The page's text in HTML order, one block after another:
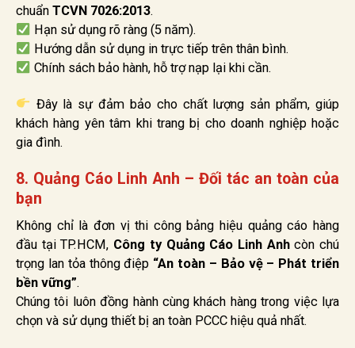
chuẩn TCVN 7026:2013.
Hạn sử dụng rõ ràng (5 năm).
Hướng dẫn sử dụng in trực tiếp trên thân bình.
Chính sách bảo hành, hỗ trợ nạp lại khi cần.
Đây là sự đảm bảo cho chất lượng sản phẩm, giúp
khách hàng yên tâm khi trang bị cho doanh nghiệp hoặc
gia đình.
8. Quảng Cáo Linh Anh – Đối tác an toàn của
bạn
Không chỉ là đơn vị thi công bảng hiệu quảng cáo hàng
đầu tại TP.HCM, Công ty Quảng Cáo Linh Anhcòn chú
trọng lan tỏa thông điệp “An toàn – Bảo vệ – Phát triển
bền vững”.
Chúng tôi luôn đồng hành cùng khách hàng trong việc lựa
chọn và sử dụng thiết bị an toàn PCCC hiệu quả nhất.